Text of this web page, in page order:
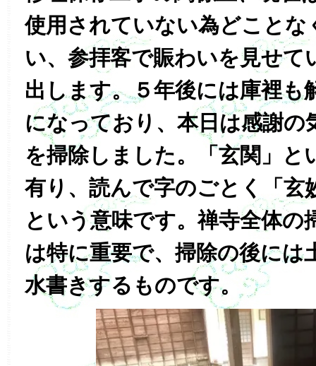
使用されていない為どことな
い、参拝客で賑わいを見せて
出します。５年後には庫裡も
になっており、本日は感謝の
を掃除しました。「玄関」と
有り、読んで字のごとく「玄
という意味です。禅寺全体の
は特に重要で、掃除の後には
水書きするものです。